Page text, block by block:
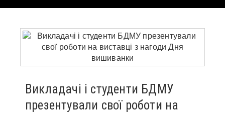
Викладачі і студенти БДМУ
презентували свої роботи на